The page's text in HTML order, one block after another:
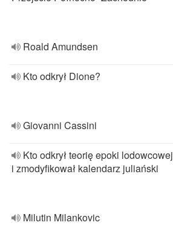
Roald Amundsen
Kto odkrył Dione?
Giovanni Cassini
Kto odkrył teorię epoki lodowcowej
i zmodyfikował kalendarz juliański
Milutin Milankovic